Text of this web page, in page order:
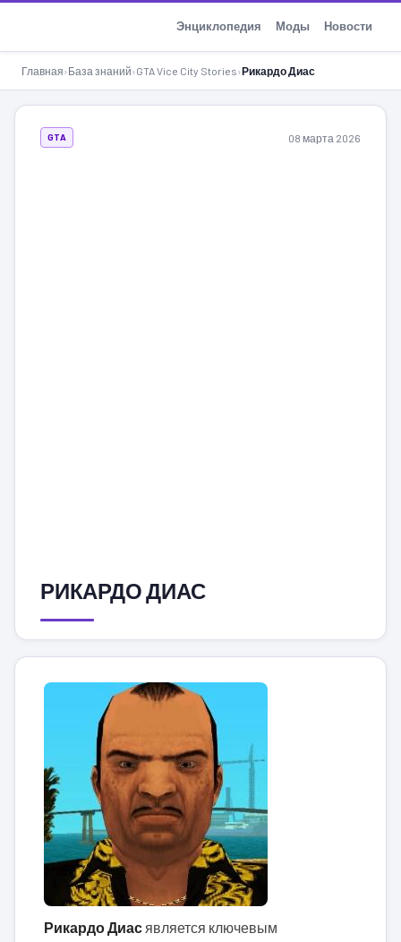
Энциклопедия Моды Новости
Главная›База знаний›GTA Vice City Stories›Рикардо Диас
GTA 08 марта 2026
РИКАРДО ДИАС
Рикардо Диас является ключевым